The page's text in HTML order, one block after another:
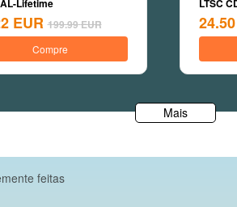
Lifetime
EUR 199.99EUR
Compre
LTSC
24.50
Mais
feitas